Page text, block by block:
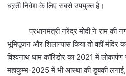
धऱती निवेश के लिए सबसे उपयुक्त है।
प्रधानमंत्री नरेंद्र मोदी ने राम की
भूमिपूजन और शिलान्यास किया तो वहीं मंदिर
विश्वनाथ धाम कॉरिडोर का 2021 में लोकार्पण
महाकुम्भ-2025 में भी आस्था की डुबकी